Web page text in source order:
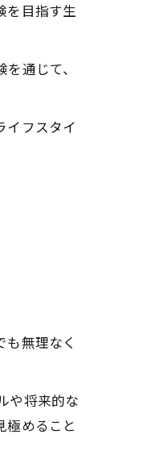
を目指す生
通じて、
イフスタイ
無理なく
や将来的な
極めること